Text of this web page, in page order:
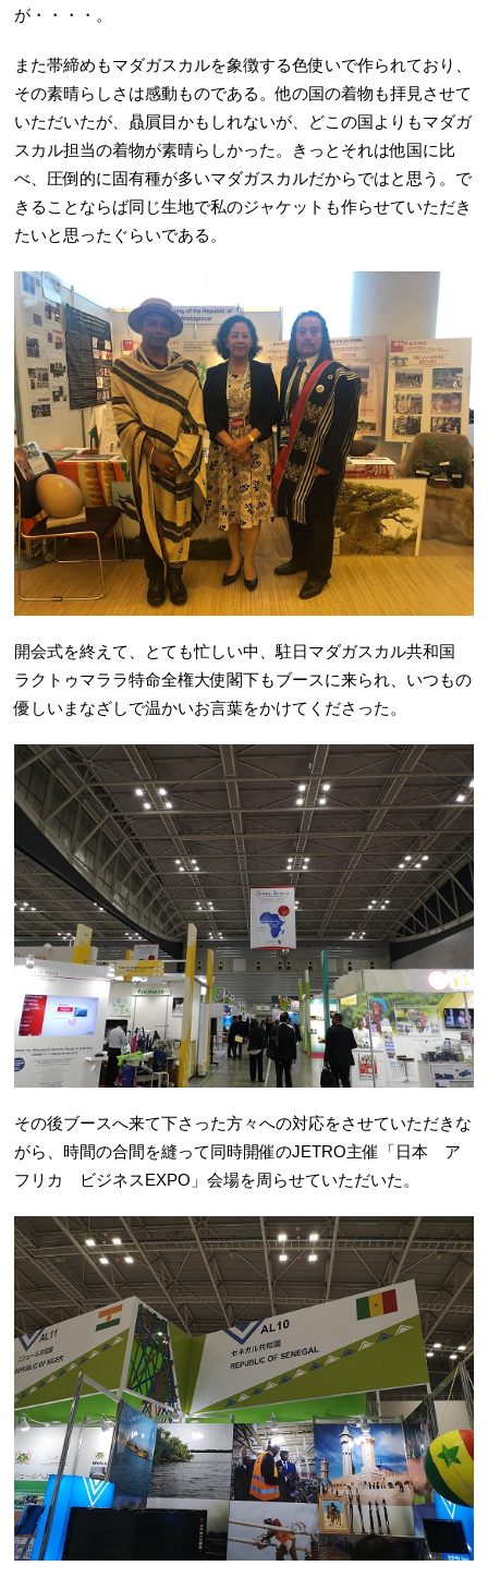
が・・・・。
また帯締めもマダガスカルを象徴する色使いで作られており、
その素晴らしさは感動ものである。他の国の着物も拝見させて
いただいたが、贔屓目かもしれないが、どこの国よりもマダガ
スカル担当の着物が素晴らしかった。きっとそれは他国に比
べ、圧倒的に固有種が多いマダガスカルだからではと思う。で
きることならば同じ生地で私のジャケットも作らせていただき
たいと思ったぐらいである。
開会式を終えて、とても忙しい中、駐日マダガスカル共和国
ラクトゥマララ特命全権大使閣下もブースに来られ、いつもの
優しいまなざしで温かいお言葉をかけてくださった。
その後ブースへ来て下さった方々への対応をさせていただきな
がら、時間の合間を縫って同時開催のJETRO主催「 日本 ア
フリカ ビジネスEXPO」会場を周らせていただいた。